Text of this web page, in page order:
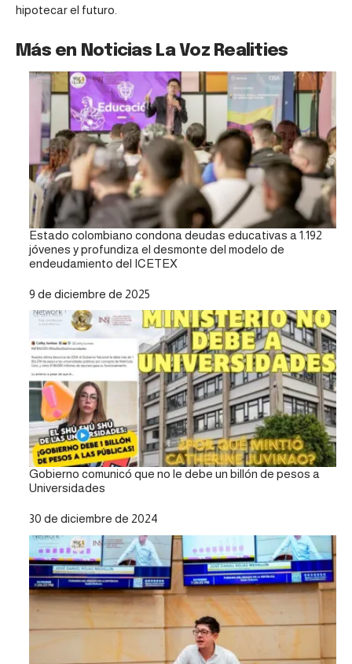
hipotecar el futuro.
Más en Noticias La Voz Realities
Estado colombiano condona deudas educativas a 1.192
jóvenes y profundiza el desmonte del modelo de
endeudamiento del ICETEX
Fecha
9 de diciembre de 2025
Gobierno comunicó que no le debe un billón de pesos a
Universidades
Fecha
30 de diciembre de 2024